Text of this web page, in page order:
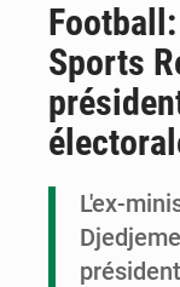
Sports
L'ex-